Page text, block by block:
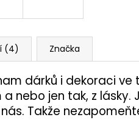
(4) Značka
dárků i dekoraci ve
nebo jen tak, z
Takže